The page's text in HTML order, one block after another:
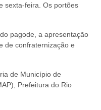
sexta-feira. Os portões
pagode, a apresentação
de confraternização e
de Município de
Prefeitura do Rio